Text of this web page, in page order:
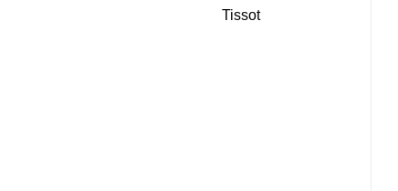
Tissot